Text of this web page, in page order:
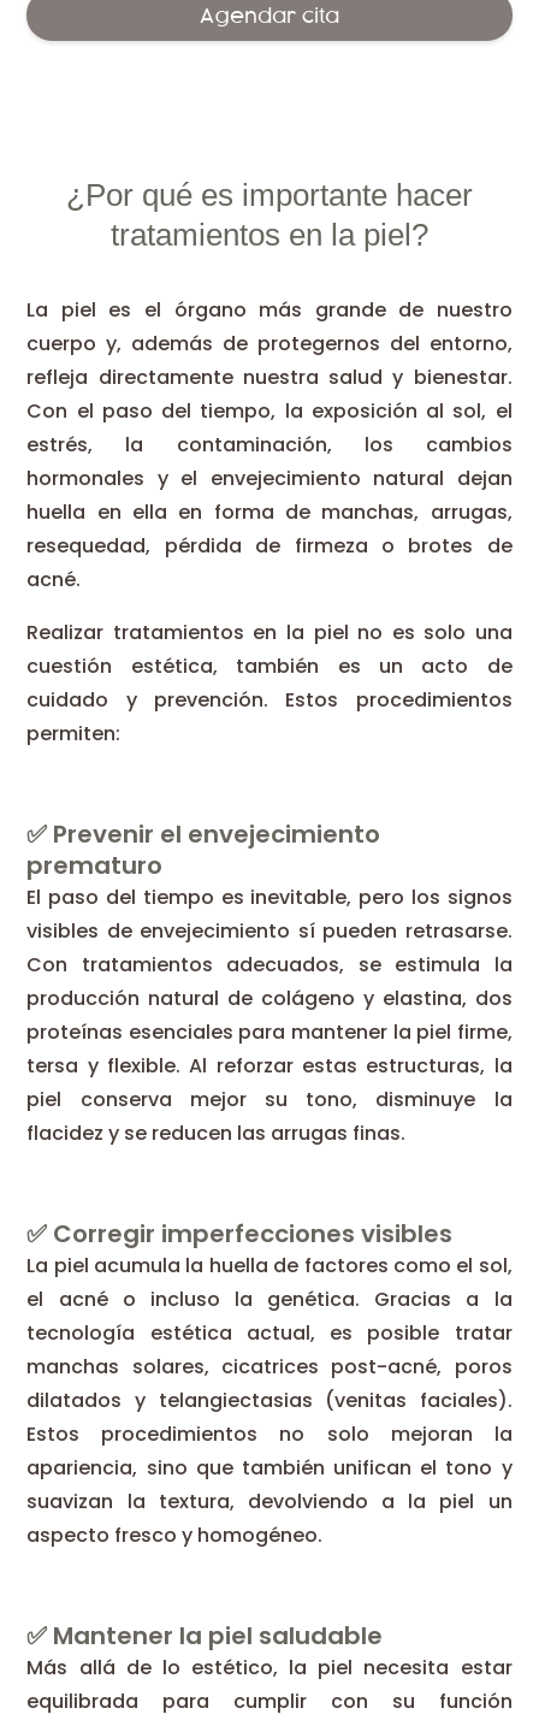
Agendar cita
¿Por qué es importante hacer
tratamientos en la piel?
La piel es el órgano más grande de nuestro
cuerpo y, además de protegernos del entorno,
refleja directamente nuestra salud y bienestar.
Con el paso del tiempo, la exposición al sol, el
estrés, la contaminación, los cambios
hormonales y el envejecimiento natural dejan
huella en ella en forma de manchas, arrugas,
resequedad, pérdida de firmeza o brotes de
acné.
Realizar tratamientos en la piel no es solo una
cuestión estética, también es un acto de
cuidado y prevención. Estos procedimientos
permiten:
✅ Prevenir el envejecimiento
prematuro
El paso del tiempo es inevitable, pero los signos
visibles de envejecimiento sí pueden retrasarse.
Con tratamientos adecuados, se estimula la
producción natural de colágeno y elastina, dos
proteínas esenciales para mantener la piel firme,
tersa y flexible. Al reforzar estas estructuras, la
piel conserva mejor su tono, disminuye la
flacidez y se reducen las arrugas finas.
✅ Corregir imperfecciones visibles
La piel acumula la huella de factores como el sol,
el acné o incluso la genética. Gracias a la
tecnología estética actual, es posible tratar
manchas solares, cicatrices post-acné, poros
dilatados y telangiectasias (venitas faciales).
Estos procedimientos no solo mejoran la
apariencia, sino que también unifican el tono y
suavizan la textura, devolviendo a la piel un
aspecto fresco y homogéneo.
✅ Mantener la piel saludable
Más allá de lo estético, la piel necesita estar
equilibrada para cumplir con su función